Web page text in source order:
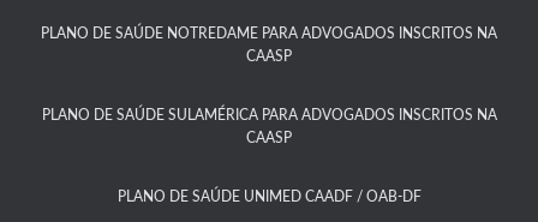
PLANO DE SAÚDE NOTREDAME PARA ADVOGADOS INSCRITOS NA
CAASP​
PLANO DE SAÚDE SULAMÉRICA PARA ADVOGADOS INSCRITOS NA
CAASP​
PLANO DE SAÚDE UNIMED CAADF / OAB-DF​